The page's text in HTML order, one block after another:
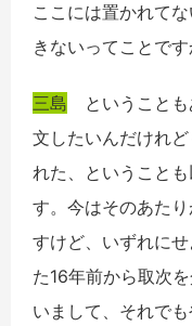
ここには置かれて
きないってことです
三島 ということも
文したいんだけれ
れた、ということ
す。今はそのあた
すけど、いずれに
た16年前から取次
いまして、それで